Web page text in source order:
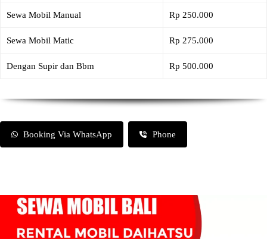
Sewa Mobil Manual Rp 250.000
Sewa Mobil Matic Rp 275.000
Dengan Supir dan Bbm Rp 500.000
Booking Via WhatsApp Phone